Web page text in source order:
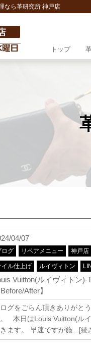
なら革研究所 神戸店
トップ
04/07
ログ リペアメニュー 神戸店
イル仕上げ ルイヴィトン
Vuitton(ルイヴィトン
Before/After】
グをごらん頂きありがと
本日はLouis Vuitton(ル
ます。 早速ですが施…[続